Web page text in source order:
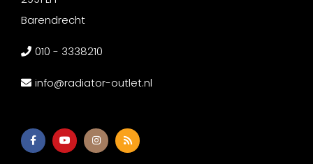
Barendrecht
010 - 3338210
info@radiator-outlet.nl